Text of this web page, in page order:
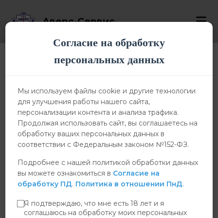
Аверс-Сервис
Согласие на обработку
персональных данных
Мы используем файлы cookie и другие технологии
для улучшения работы нашего сайта,
персонализации контента и анализа трафика.
Продолжая использовать сайт, вы соглашаетесь на
обработку ваших персональных данных в
соответствии с Федеральным законом №152-ФЗ.
Подробнее с нашей политикой обработки данных
вы можете ознакомиться в Согласие на
обработку ПД. Политика в отношении ПнД.
Я подтверждаю, что мне есть 18 лет и я
соглашаюсь на обработку моих персональных
Список каналов
Телеканалы в составе пакета
РТРС-1